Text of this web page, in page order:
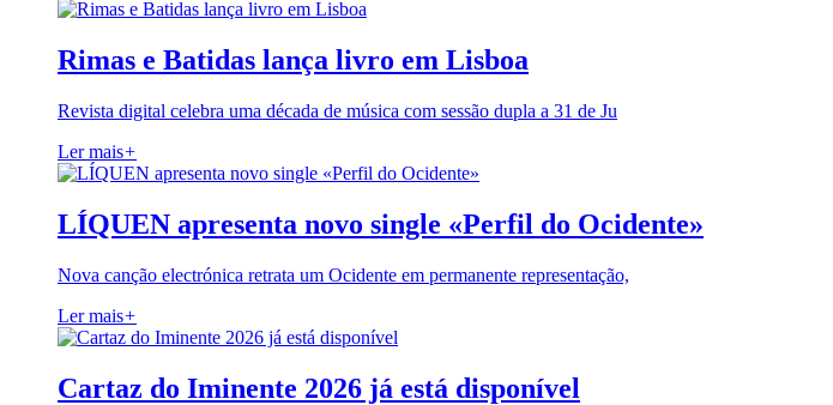
Rimas e Batidas lança livro em Lisboa
Revista digital celebra uma década de música com sessão dupla a 31 de Ju
Ler mais+
LÍQUEN apresenta novo single «Perfil do Ocidente»
Nova canção electrónica retrata um Ocidente em permanente representação,
Ler mais+
Cartaz do Iminente 2026 já está disponível